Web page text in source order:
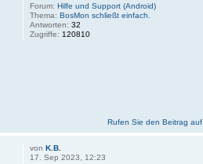
Forum: Hilfe und Support (Android)
Thema: BosMon schließt einfach.
Antworten: 32
Zugriffe: 120810
Rufen Sie den Beitrag auf
von K.B.
17. Sep 2023, 12:23